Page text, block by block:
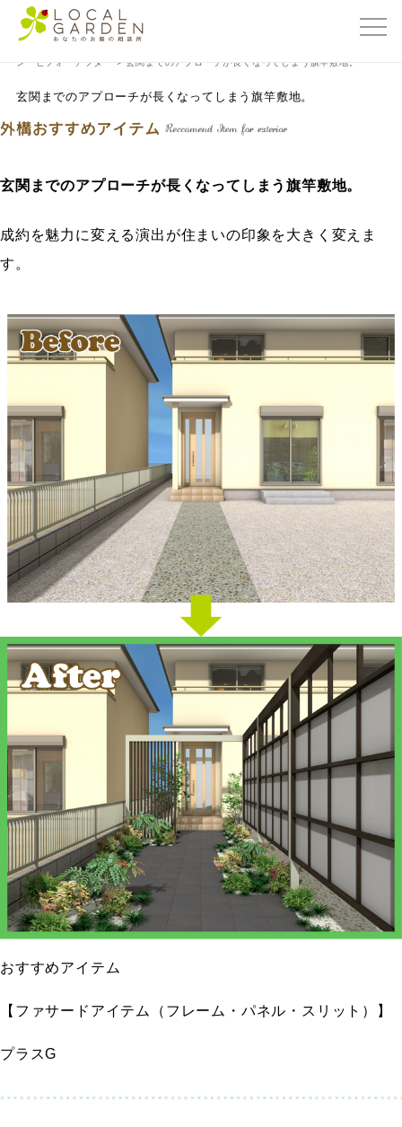
群馬県前橋市の外構・エクステリア専門店ローカルガーデン
ン ビフォーアフター
> 玄関までのアプローチが長くなってしまう旗竿敷地。
玄関までのアプローチが長くなってしまう旗竿敷地。
玄関までのアプローチが長くなってしまう旗竿敷地。
成約を魅力に変える演出が住まいの印象を大きく変えま
す。
おすすめアイテム
【ファサードアイテム（フレーム・パネル・スリット）】
プラスG